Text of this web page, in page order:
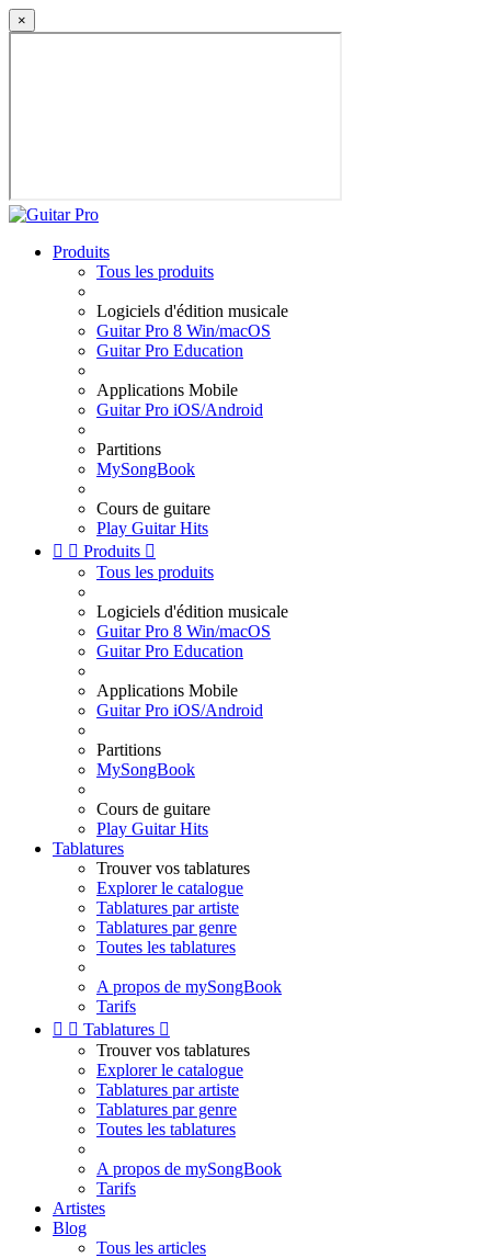
×
Produits
Tous les produits
Logiciels d'édition musicale
Guitar Pro 8 Win/macOS
Guitar Pro Education
Applications Mobile
Guitar Pro iOS/Android
Partitions
MySongBook
Cours de guitare
Play Guitar Hits
  Produits 
Tous les produits
Logiciels d'édition musicale
Guitar Pro 8 Win/macOS
Guitar Pro Education
Applications Mobile
Guitar Pro iOS/Android
Partitions
MySongBook
Cours de guitare
Play Guitar Hits
Tablatures
Trouver vos tablatures
Explorer le catalogue
Tablatures par artiste
Tablatures par genre
Toutes les tablatures
A propos de mySongBook
Tarifs
  Tablatures 
Trouver vos tablatures
Explorer le catalogue
Tablatures par artiste
Tablatures par genre
Toutes les tablatures
A propos de mySongBook
Tarifs
Artistes
Blog
Tous les articles